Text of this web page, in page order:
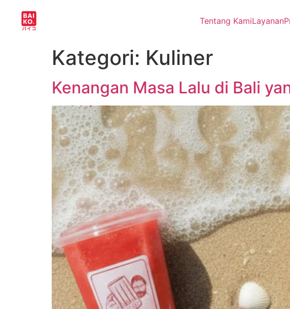
Tentang KamiLayanan
Kategori: Kuliner
Kenangan Masa Lalu di Bali